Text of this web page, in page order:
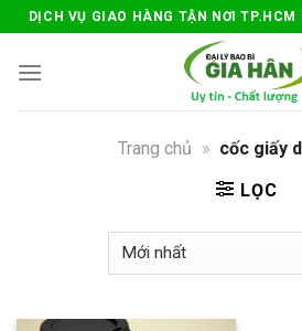
Skip
to
content
DỊCH VỤ GIAO HÀNG TẬN NƠI
Trang chủ » cốc giấy
LỌC